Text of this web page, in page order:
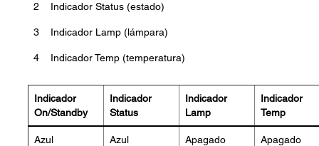
2 Indicador Status (estado)
3 Indicador Lamp (lámpara)
4 Indicador Temp (temperatura)
Indicador
On/Standby
Indicador
Status
Indicador
Lamp
Indicador
Temp
Azul Azul Apagado Apagado